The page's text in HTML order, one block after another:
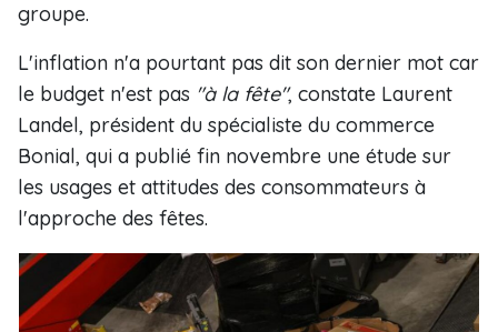
groupe.
L'inflation n'a pourtant pas dit son dernier mot car
le budget n'est pas "à la fête", constate Laurent
Landel, président du spécialiste du commerce
Bonial, qui a publié fin novembre une étude sur
les usages et attitudes des consommateurs à
l'approche des fêtes.